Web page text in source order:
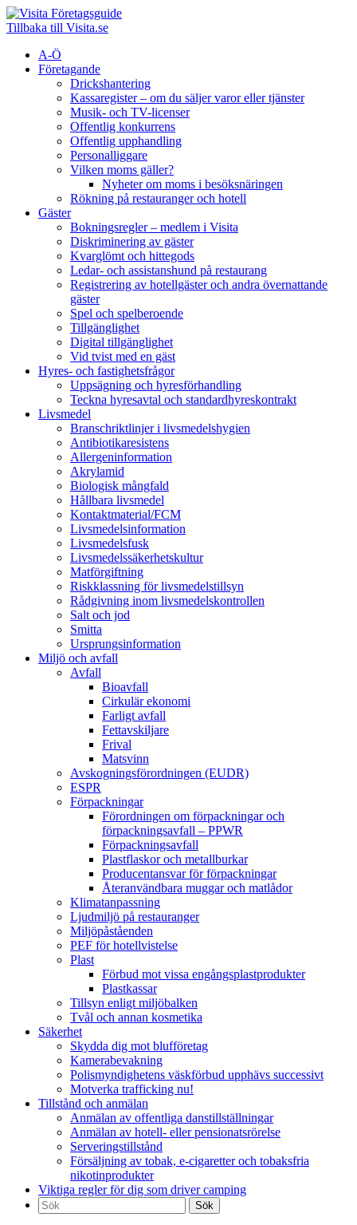
Företagsguide
Tillbaka till Visita.se
A-Ö
Företagande
Drickshantering
Kassaregister – om du säljer varor eller tjänster
Musik- och TV-licenser
Offentlig konkurrens
Offentlig upphandling
Personalliggare
Vilken moms gäller?
Nyheter om moms i besöksnäringen
Rökning på restauranger och hotell
Gäster
Bokningsregler – medlem i Visita
Diskriminering av gäster
Kvarglömt och hittegods
Ledar- och assistanshund på restaurang
Registrering av hotellgäster och andra övernattande
gäster
Spel och spelberoende
Tillgänglighet
Digital tillgänglighet
Vid tvist med en gäst
Hyres- och fastighetsfrågor
Uppsägning och hyresförhandling
Teckna hyresavtal och standardhyreskontrakt
Livsmedel
Branschriktlinjer i livsmedelshygien
Antibiotikaresistens
Allergeninformation
Akrylamid
Biologisk mångfald
Hållbara livsmedel
Kontaktmaterial/FCM
Livsmedelsinformation
Livsmedelsfusk
Livsmedelssäkerhetskultur
Matförgiftning
Riskklassning för livsmedelstillsyn
Rådgivning inom livsmedelskontrollen
Salt och jod
Smitta
Ursprungsinformation
Miljö och avfall
Avfall
Bioavfall
Cirkulär ekonomi
Farligt avfall
Fettavskiljare
Frival
Matsvinn
Avskogningsförordningen (EUDR)
ESPR
Förpackningar
Förordningen om förpackningar och
förpackningsavfall – PPWR
Förpackningsavfall
Plastflaskor och metallburkar
Producentansvar för förpackningar
Återanvändbara muggar och matlådor
Klimatanpassning
Ljudmiljö på restauranger
Miljöpåståenden
PEF för hotellvistelse
Plast
Förbud mot vissa engångsplastprodukter
Plastkassar
Tillsyn enligt miljöbalken
Tvål och annan kosmetika
Säkerhet
Skydda dig mot blufföretag
Kamerabevakning
Polismyndighetens väskförbud upphävs successivt
Motverka trafficking nu!
Tillstånd och anmälan
Anmälan av offentliga danstillställningar
Anmälan av hotell- eller pensionatsrörelse
Serveringstillstånd
Försäljning av tobak, e-cigaretter och tobaksfria
nikotinprodukter
Viktiga regler för dig som driver camping
Sök
efter: